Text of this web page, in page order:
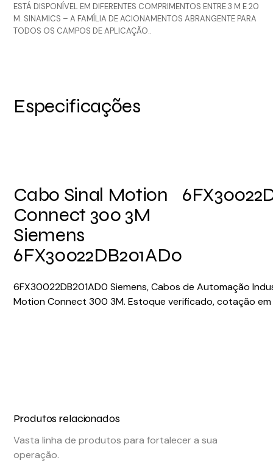
ESTÁ DISPONÍVEL EM DIFERENTES COMPRIMENTOS ENTRE 3 M E 20
M. SINAMICS – A FAMÍLIA DE ACIONAMENTOS ABRANGENTE PARA
TODOS OS CAMPOS DE APLICAÇÃO..
Especificações
Cabo Sinal Motion
Connect 300 3M
Siemens
6FX30022DB201AD0
6FX30022DB201AD0 Siemens, Cabos de Automação
Motion Connect 300 3M. Estoque verificado, cotação
Produtos relacionados
Vasta linha de produtos para fortalecer a sua
operação.